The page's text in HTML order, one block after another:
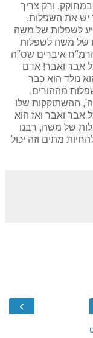
ורק צריך
יש את השפלות,
לשפלות של משה
של משה לשפלות
איברים שס"ה
אבר ואבר! אדם
נולד הוא כבר
מההורים,
ההשתוקקות שלו
אבר ואבר ואז הוא
של משה, רבנו
מתים וזה יכול
›